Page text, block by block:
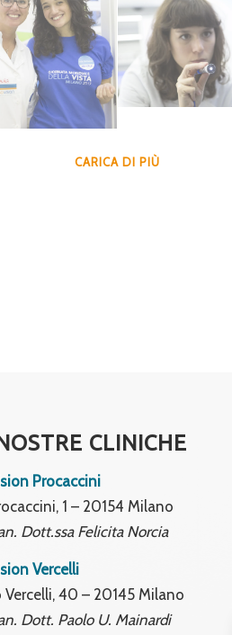
CARICA DI PIÙ
CLINICHE
Procaccini
1 – 20154 Milano
Dott.ssa Felicita Norcia
Vercelli
Vercelli, 40 – 20145 Milano
Dott. Paolo U. Mainardi